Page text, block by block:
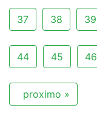
37 38 39
44 45 46
proximo »